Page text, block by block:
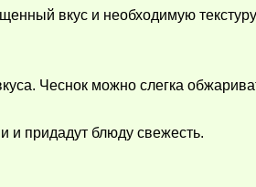
вкус и необходимую
Чеснок можно слегка
и придадут блюду свежесть.